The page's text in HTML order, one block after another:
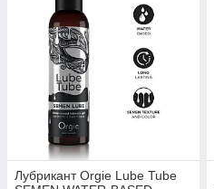
Лубрикант Orgie Lube Tube